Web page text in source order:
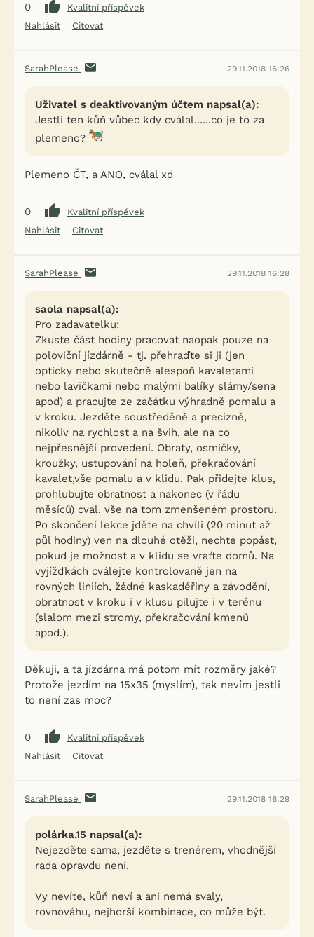
0
Kvalitní příspěvek
Nahlásit
Citovat
SarahPlease 29.11.2018 16:26
Uživatel s deaktivovaným účtem napsal(a):
Jestli ten kůň vůbec kdy cválal......co je to za
plemeno?
Plemeno ČT, a ANO, cválal xd
0
Kvalitní příspěvek
Nahlásit
Citovat
SarahPlease 29.11.2018 16:28
saola napsal(a):
Pro zadavatelku:
Zkuste část hodiny pracovat naopak pouze na
poloviční jízdárně - tj. přehraďte si ji (jen
opticky nebo skutečně alespoň kavaletami
nebo lavičkami nebo malými balíky slámy/sena
apod) a pracujte ze začátku výhradně pomalu a
v kroku. Jezděte soustředěně a precizně,
nikoliv na rychlost a na švih, ale na co
nejpřesnější provedení. Obraty, osmičky,
kroužky, ustupování na holeň, překračování
kavalet,vše pomalu a v klidu. Pak přidejte klus,
prohlubujte obratnost a nakonec (v řádu
měsíců) cval. vše na tom zmenšeném prostoru.
Po skončení lekce jděte na chvíli (20 minut až
půl hodiny) ven na dlouhé otěži, nechte popást,
pokud je možnost a v klidu se vraťte domů. Na
vyjížďkách cválejte kontrolovaně jen na
rovných liniích, žádné kaskadéřiny a závodění,
obratnost v kroku i v klusu pilujte i v terénu
(slalom mezi stromy, překračování kmenů
apod.).
Děkuji, a ta jízdárna má potom mít rozměry jaké?
Protože jezdím na 15x35 (myslím), tak nevím jestli
to není zas moc?
0
Kvalitní příspěvek
Nahlásit
Citovat
SarahPlease 29.11.2018 16:29
polárka.15 napsal(a):
Nejezděte sama, jezděte s trenérem, vhodnější
rada opravdu není.
Vy nevíte, kůň neví a ani nemá svaly,
rovnováhu, nejhorší kombinace, co může být.